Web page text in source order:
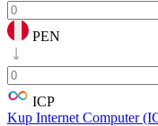
PEN
ICP
Kup Internet Computer